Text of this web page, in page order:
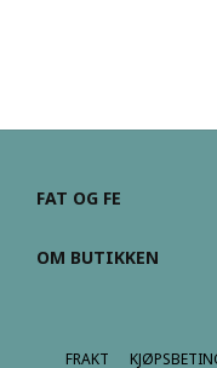
FAT OG FE
OM BUTIKKEN
FRAKT